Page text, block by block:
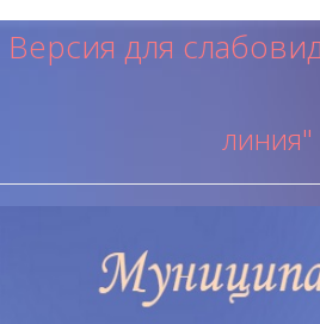
Версия для
линия"